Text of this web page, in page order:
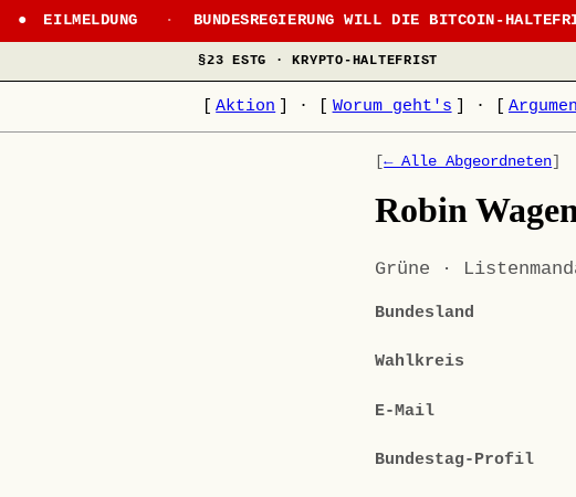
EILMELDUNG · BUNDESREGIERUNG WILL DIE BITCOIN-
§23 ESTG · KRYPTO-HALTEFRIST
Aktion · Worum geht's ·
[← Alle Abgeordneten]
Robin
Grüne ·
Bundesland
Wahlkreis
E-Mail
Bundestag-Profil